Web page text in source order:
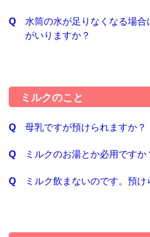
水筒の水が足りなくなる場
がいりますか？
ミルクのこと
母乳ですが預けられますか？
ミルクのお湯とか必用ですか
ミルク飲まないのです。預け